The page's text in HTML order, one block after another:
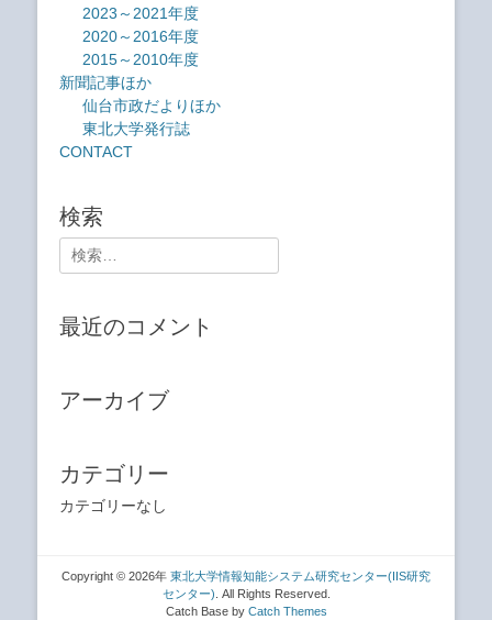
2023～2021年度
2020～2016年度
2015～2010年度
新聞記事ほか
仙台市政だよりほか
東北大学発行誌
CONTACT
検索
索:
最近のコメント
アーカイブ
カテゴリー
カテゴリーなし
Copyright © 2026年 東北大学情報知能システム研究センター(IIS研究
センター) . All Rights Reserved.
Catch Base by Catch Themes